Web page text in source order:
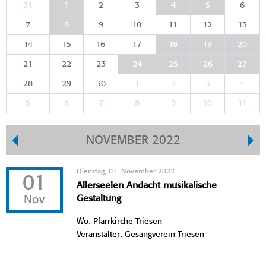
31 1 2 3 4 5 6
7 8 9 10 11 12 13
14 15 16 17 18 19 20
21 22 23 24 25 26 27
28 29 30 1 2 3 4
5 6 7 8 9 10 11
NOVEMBER 2022
01
Nov
Dienstag, 01. November 2022
Allerseelen Andacht musikalische
Gestaltung
Wo: Pfarrkirche Triesen
Veranstalter: Gesangverein Triesen